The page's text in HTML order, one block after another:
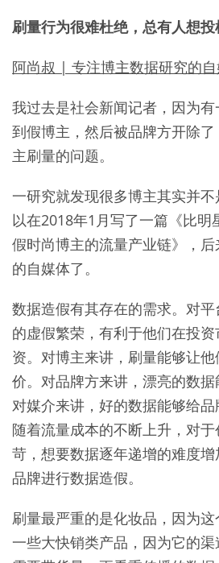
刷量行为很难杜绝，总有人想
阿尚叔 | 专注博主数据研究的
我过去是社会新闻记者，因为
到假博主，然后被品牌方开除
主刷量的问题。
一研究就发现很多博主其实并
以在2018年1月写了一篇《比明
假时尚博主的流量产业链》，
的自媒体了。
数据造假有其存在的需求。对
的虚假繁荣，有利于他们在投
资。对博主来讲，刷量能够让
价。对品牌方来讲，漂亮的数据
对媒介来讲，好的数据能够给品
随着流量成本的不断上升，对
苛，想要数据逐年递增的难度
品牌进行数据造假。
刷量最严重的是化妆品，因为
一些大快销类产品，因为它的